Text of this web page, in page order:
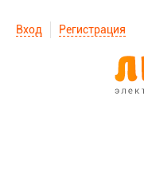
Вход Регистрация